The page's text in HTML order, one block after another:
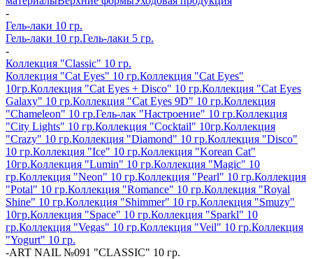
-
Гель-лаки 10 гр.
Гель-лаки 10 гр.Гель-лаки 5 гр.
-
Коллекция "Classic" 10 гр.
Коллекция "Cat Eyes" 10 гр.Коллекция "Cat Eyes"
10гр.Коллекция "Cat Eyes + Disco" 10 гр.Коллекция "Cat Eyes
Galaxy" 10 гр.Коллекция "Cat Eyes 9D" 10 гр.Коллекция
"Chameleon" 10 гр.Гель-лак "Настроение" 10 гр.Коллекция
"City Lights" 10 гр.Коллекция "Cocktail" 10гр.Коллекция
"Crazy" 10 гр.Коллекция "Diamond" 10 гр.Коллекция "Disco"
10 гр.Коллекция "Ice" 10 гр.Коллекция "Korean Cat"
10гр.Коллекция "Lumin" 10 гр.Коллекция "Magic" 10
гр.Коллекция "Neon" 10 гр.Коллекция "Pearl" 10 гр.Коллекция
"Potal" 10 гр.Коллекция "Romance" 10 гр.Коллекция "Royal
Shine" 10 гр.Коллекция "Shimmer" 10 гр.Коллекция "Smuzy"
10гр.Коллекция "Space" 10 гр.Коллекция "Sparkl" 10
гр.Коллекция "Vegas" 10 гр.Коллекция "Veil" 10 гр.Коллекция
"Yogurt" 10 гр.
-ART NAIL №091 "CLASSIC" 10 гр.